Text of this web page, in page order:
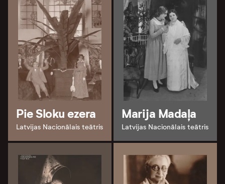
Pie Sloku ezera
Latvijas Nacionālais teātris
Marija Madaļa
Latvijas Nacionālais teātris